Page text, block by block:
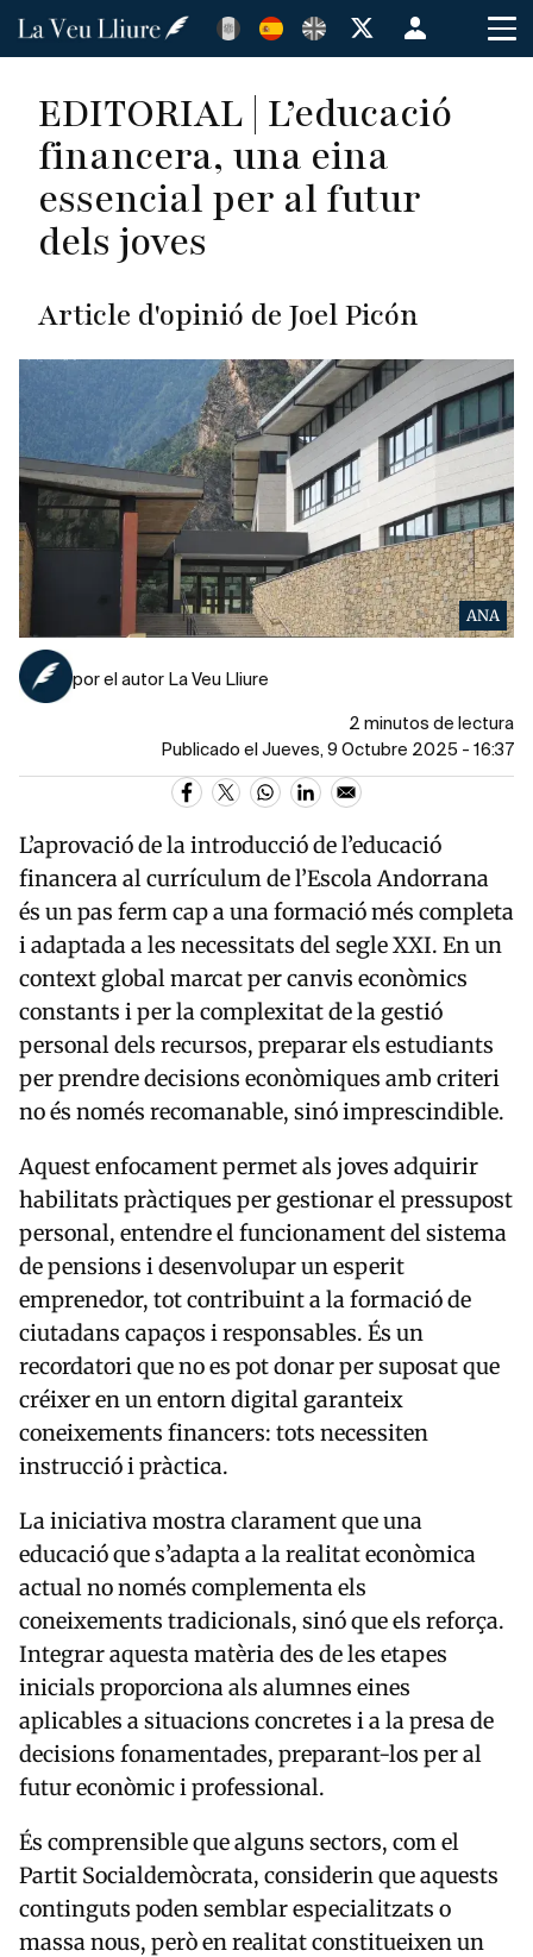
Pasar
principal
Menú
de
cuenta
de
EDITORIAL | L’educació
financera, una eina
essencial per al futur
dels joves
Article d'opinió de Joel Picón
ANA
por el autor La Veu Lliure
2 minutos de lectura
Publicado el Jueves, 9 Octubre 2025 - 16:37
L’aprovació de la introducció de l’educació
financera al currículum de l’Escola Andorrana
és un pas ferm cap a una formació més completa
i adaptada a les necessitats del segle XXI. En un
context global marcat per canvis econòmics
constants i per la complexitat de la gestió
personal dels recursos, preparar els estudiants
per prendre decisions econòmiques amb criteri
no és només recomanable, sinó imprescindible.
Aquest enfocament permet als joves adquirir
habilitats pràctiques per gestionar el pressupost
personal, entendre el funcionament del sistema
de pensions i desenvolupar un esperit
emprenedor, tot contribuint a la formació de
ciutadans capaços i responsables. És un
recordatori que no es pot donar per suposat que
créixer en un entorn digital garanteix
coneixements financers: tots necessiten
instrucció i pràctica.
La iniciativa mostra clarament que una
educació que s’adapta a la realitat econòmica
actual no només complementa els
coneixements tradicionals, sinó que els reforça.
Integrar aquesta matèria des de les etapes
inicials proporciona als alumnes eines
aplicables a situacions concretes i a la presa de
decisions fonamentades, preparant-los per al
futur econòmic i professional.
És comprensible que alguns sectors, com el
Partit Socialdemòcrata, considerin que aquests
continguts poden semblar especialitzats o
massa nous, però en realitat constitueixen un